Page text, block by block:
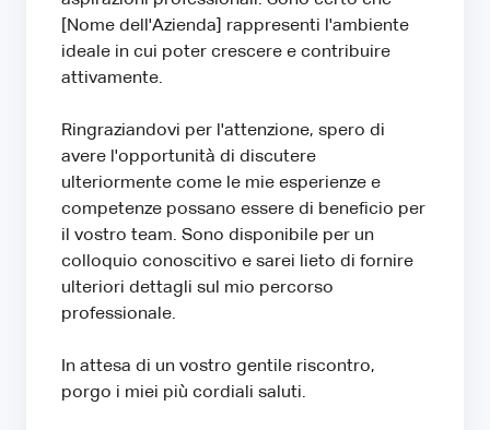
[Nome dell'Azienda] rappresenti l'ambiente
ideale in cui poter crescere e contribuire
attivamente.
Ringraziandovi per l'attenzione, spero di
avere l'opportunità di discutere
ulteriormente come le mie esperienze e
competenze possano essere di beneficio per
il vostro team. Sono disponibile per un
colloquio conoscitivo e sarei lieto di fornire
ulteriori dettagli sul mio percorso
professionale.
In attesa di un vostro gentile riscontro,
porgo i miei più cordiali saluti.